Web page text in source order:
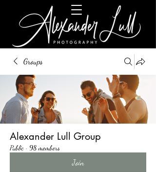
Groups
Alexander Lull Group
Public · 98 members
Join